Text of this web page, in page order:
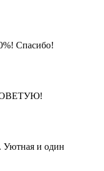
Спасибо!
СОВЕТУЮ!
Уютная и один